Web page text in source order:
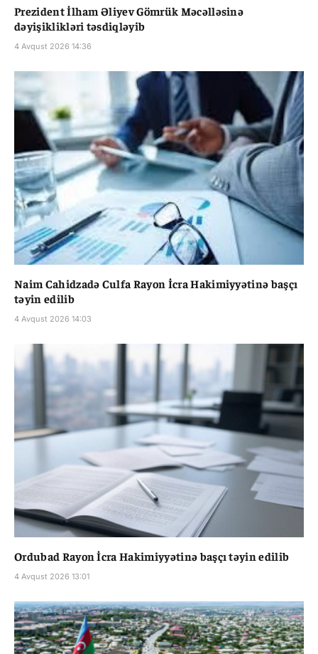
Prezident İlham Əliyev Gömrük Məcəlləsinə
dəyişiklikləri təsdiqləyib
4 Avqust 2026 14:36
Naim Cahidzadə Culfa Rayon İcra Hakimiyyətinə başçı
təyin edilib
4 Avqust 2026 14:03
Ordubad Rayon İcra Hakimiyyətinə başçı təyin edilib
4 Avqust 2026 13:01